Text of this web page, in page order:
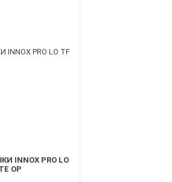
INNOX PRO LO
OP